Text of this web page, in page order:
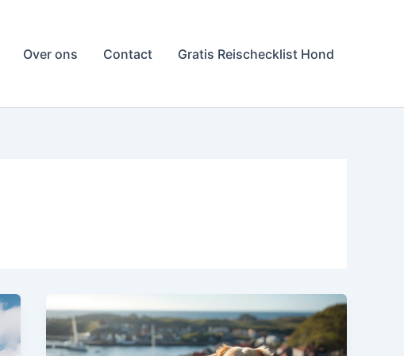
Over ons Contact Gratis Reischecklist Hond